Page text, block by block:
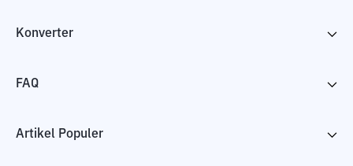
Konverter
FAQ
Artikel Populer